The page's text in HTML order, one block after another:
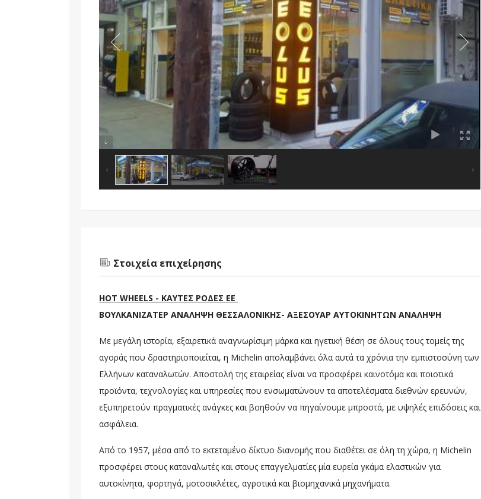
Στοιχεία επιχείρησης
HOT WHEELS - ΚΑΥΤΕΣ ΡΟΔΕΣ ΕΕ
ΒΟΥΛΚΑΝΙΖΑΤΕΡ ΑΝΑΛΗΨΗ ΘΕΣΣΑΛΟΝΙΚΗΣ- ΑΞΕΣΟΥΑΡ ΑΥΤΟΚΙΝΗΤΩΝ ΑΝΑΛΗΨΗ
Με μεγάλη ιστορία, εξαιρετικά αναγνωρίσιμη μάρκα και ηγετική θέση σε όλους τους τομείς της
αγοράς που δραστηριοποιείται, η Michelin απολαμβάνει όλα αυτά τα χρόνια την εμπιστοσύνη των
Ελλήνων καταναλωτών. Αποστολή της εταιρείας είναι να προσφέρει καινοτόμα και ποιοτικά
προϊόντα, τεχνολογίες και υπηρεσίες που ενσωματώνουν τα αποτελέσματα διεθνών ερευνών,
εξυπηρετούν πραγματικές ανάγκες και βοηθούν να πηγαίνουμε μπροστά, με υψηλές επιδόσεις και
ασφάλεια.
Από το 1957, μέσα από το εκτεταμένο δίκτυο διανομής που διαθέτει σε όλη τη χώρα, η Michelin
προσφέρει στους καταναλωτές και στους επαγγελματίες μία ευρεία γκάμα ελαστικών για
αυτοκίνητα, φορτηγά, μοτοσικλέτες, αγροτικά και βιομηχανικά μηχανήματα.